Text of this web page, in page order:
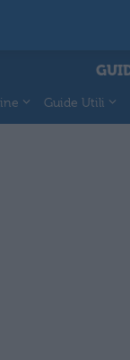
Guide Utili